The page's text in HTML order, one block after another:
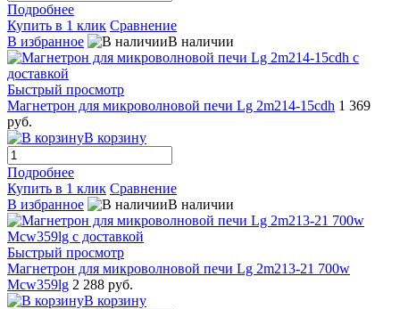
Подробнее
Купить в 1 клик Сравнение
В избранное
В наличии
Быстрый просмотр
Магнетрон для микроволновой печи Lg 2m214-15cdh 1 369
руб.
В корзину
Подробнее
Купить в 1 клик Сравнение
В избранное
В наличии
Быстрый просмотр
Магнетрон для микроволновой печи Lg 2m213-21 700w
Mcw359lg 2 288 руб.
В корзину